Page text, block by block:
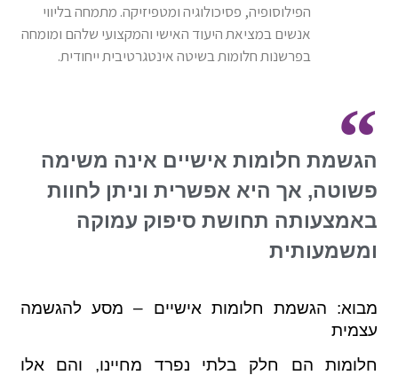
הפילוסופיה, פסיכולוגיה ומטפיזיקה. מתמחה בליווי
אנשים במציאת היעוד האישי והמקצועי שלהם ומומחה
בפרשנות חלומות בשיטה אינטגרטיבית ייחודית.
הגשמת חלומות אישיים אינה משימה
פשוטה, אך היא אפשרית וניתן לחוות
באמצעותה תחושת סיפוק עמוקה
ומשמעותית
מבוא: הגשמת חלומות אישיים – מסע להגשמה
עצמית
חלומות הם חלק בלתי נפרד מחיינו, והם אלו